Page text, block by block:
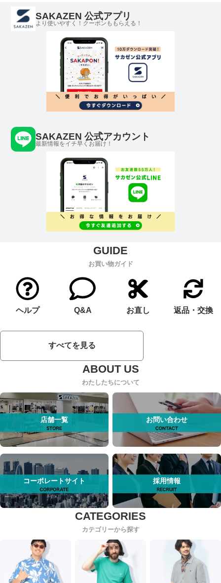
SAKAZEN 公式アプリ
より使いやすく！クーポンももらえる！
SAKAZEN 公式アカウント
最新情報をイチ早くお届け！
お買い物ガイド
ヘルプ Q&A お直し 返品・交換
すべてを見る
わたしたちについて
店舗一覧 お問い合わせ
コーポレートサイト 採用情報
カテゴリーから探す